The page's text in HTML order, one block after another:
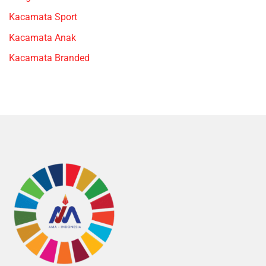
Kacamata Sport
Kacamata Anak
Kacamata Branded